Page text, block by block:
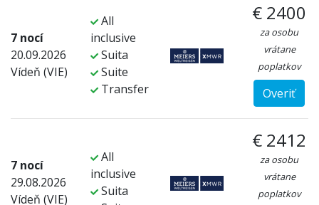
7 nocí
20.09.2026
Vídeň (VIE)
All
inclusive
Suita
Suite
Transfer
€ 2400
za osobu
vrátane
poplatkov
Overiť
7 nocí
29.08.2026
Vídeň (VIE)
All
inclusive
Suita
€ 2412
za osobu
vrátane
poplatkov